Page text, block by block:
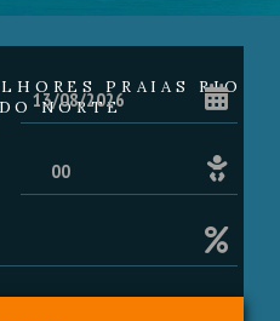
PRAIAS RIO
NORTE